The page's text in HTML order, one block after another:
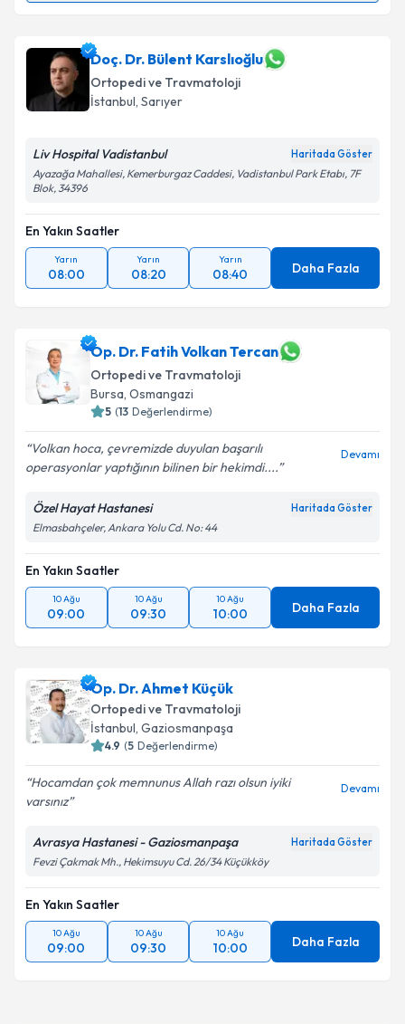
takvim hazırlandığında e-posta ile bilgilendireceğiz.
E-posta Adresiniz
Kişisel verilerimin işlenmesine ilişkinAydınlatma
kapsamda işlenmesini kabul ediyorum.
Takvim Talebini Gönder
Doç. Dr. Bülent Karslıoğlu
Ortopedi ve Travmatoloji
İstanbul, Sarıyer
Liv Hospital Vadistanbul Haritada Göster
Ayazağa Mahallesi, Kemerburgaz Caddesi, Vadistanbul Park Etabı, 7F
Blok, 34396
En Yakın Saatler
Yarın
08:00
Yarın
08:20
Yarın
08:40 Daha Fazla
Op. Dr. Fatih Volkan Tercan
Ortopedi ve Travmatoloji
Bursa, Osmangazi
5 (13 Değerlendirme)
Volkan hoca, çevremizde duyulan başarılı
operasyonlar yaptığının bilinen bir hekimdi....
Devamı
Özel Hayat Hastanesi Haritada Göster
Elmasbahçeler, Ankara Yolu Cd. No: 44
En Yakın Saatler
10 Ağu
09:00
10 Ağu
09:30
10 Ağu
10:00 Daha Fazla
Op. Dr. Ahmet Küçük
Ortopedi ve Travmatoloji
İstanbul, Gaziosmanpaşa
4.9 (5 Değerlendirme)
Hocamdan çok memnunus Allah razı olsun iyiki
varsınız
Devamı
Avrasya Hastanesi - Gaziosmanpaşa Haritada Göster
Fevzi Çakmak Mh., Hekimsuyu Cd. 26/34 Küçükköy
En Yakın Saatler
10 Ağu
09:00
10 Ağu
09:30
10 Ağu
10:00 Daha Fazla